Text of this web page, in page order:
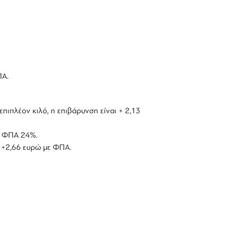
κιλό, η επιβάρυνση είναι + 2,13
ΦΠΑ 24%.
+2,66 ευρώ με ΦΠΑ.